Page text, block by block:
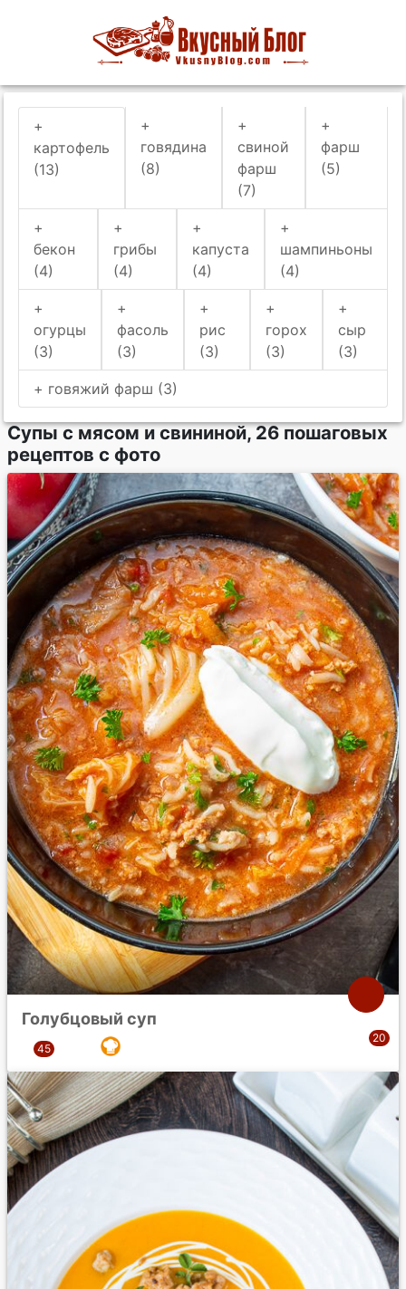
+
картофель
(13)
+
говядина
(8)
+
свиной
фарш
(7)
+
фарш
(5)
+
бекон
(4)
+
грибы
(4)
+
капуста
(4)
+
шампиньоны
(4)
+
огурцы
(3)
+
фасоль
(3)
+
рис
(3)
+
горох
(3)
+
сыр
(3)
+ говяжий фарш (3)
Супы с мясом и свининой, 26 пошаговых
рецептов с фото
Голубцовый суп